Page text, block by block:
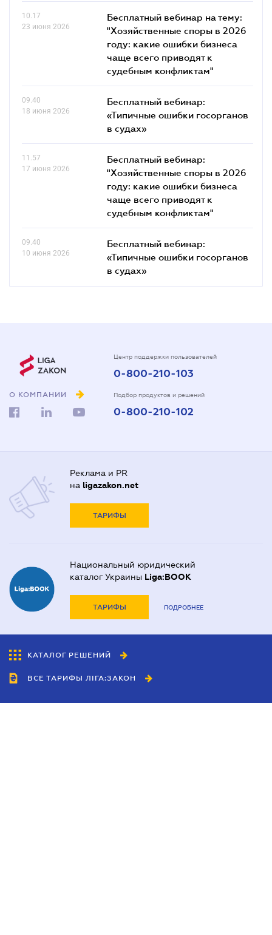
10.17
23 июня 2026
Бесплатный вебинар на тему:
"Хозяйственные споры в 2026
году: какие ошибки бизнеса
чаще всего приводят к
судебным конфликтам"
09.40
18 июня 2026
Бесплатный вебинар:
«Типичные ошибки госорганов
в судах»
11.57
17 июня 2026
Бесплатный вебинар:
"Хозяйственные споры в 2026
году: какие ошибки бизнеса
чаще всего приводят к
судебным конфликтам"
09.40
10 июня 2026
Бесплатный вебинар:
«Типичные ошибки госорганов
в судах»
О КОМПАНИИ
Центр поддержки пользователей
0-800-210-103
Подбор продуктов и решений
0-800-210-102
Реклама и PR
на ligazakon.net
ТАРИФЫ
Национальный юридический
каталог Украины Liga:BOOK
ТАРИФЫ ПОДРОБНЕЕ
КАТАЛОГ РЕШЕНИЙ
ВСЕ ТАРИФЫ ЛІГА:ЗАКОН